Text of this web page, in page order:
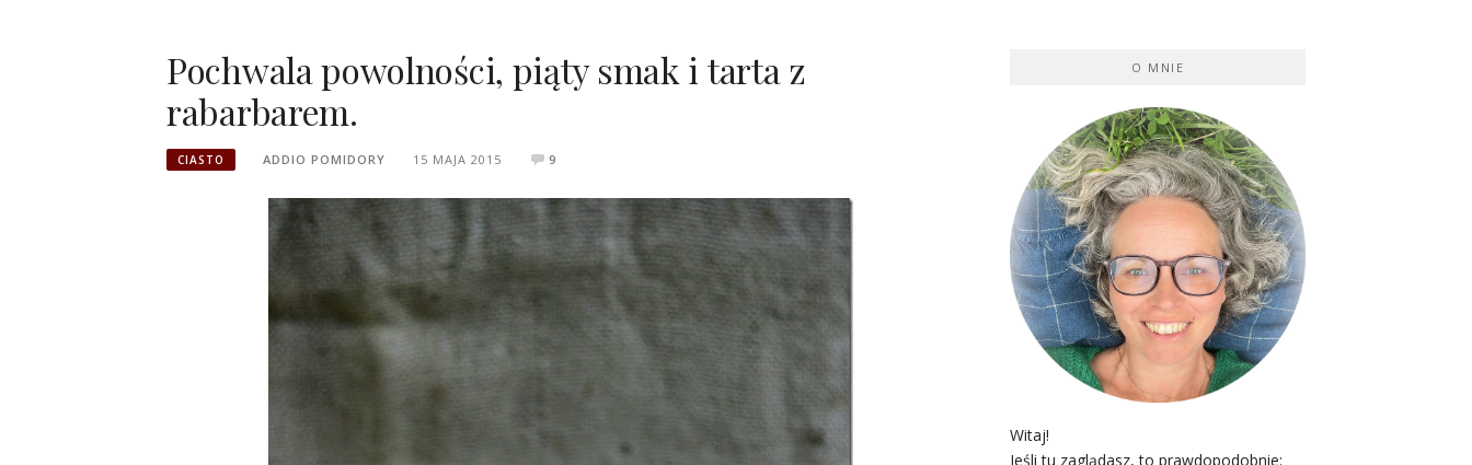
Pochwala powolności, piąty smak i tarta z
rabarbarem.
CIASTO ADDIO POMIDORY 15 MAJA 2015 9
O MNIE
Witaj!
Jeśli tu zaglądasz, to prawdopodobnie: